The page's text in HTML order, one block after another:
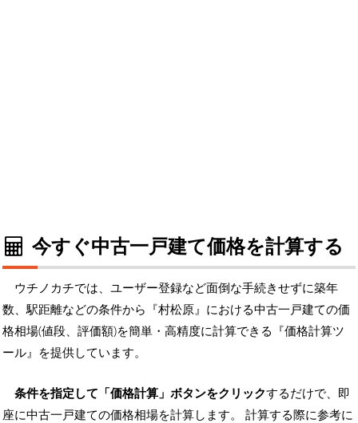
今すぐ中古一戸建て価格を計算する
ウチノカチでは、ユーザー登録など面倒な手続きせずに築年
数、駅距離などの条件から『村松原』における中古一戸建ての価
格相場(値段、評価額)を簡単・高精度に計算できる『価格計算ツ
ール』を提供しています。
条件を指定して「価格計算」ボタンをクリックするだけで、即
座に中古一戸建ての価格相場を計算します。 計算する際に参考に